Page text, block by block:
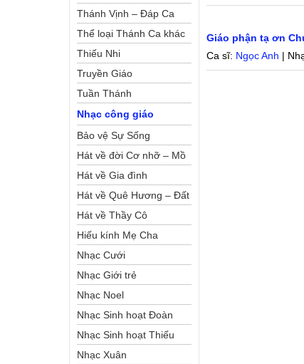
Giáo phận tạ ơn
Ca sĩ: Ngọc Anh |
Thánh Vịnh – Đáp Ca
Thể loại Thánh Ca khác
Thiếu Nhi
Truyền Giáo
Tuần Thánh
Nhạc công giáo
Bảo vệ Sự Sống
Hát về đời Cơ nhỡ – Mồ
côi
Hát về Gia đình
Hát về Quê Hương – Đất
Nước
Hát về Thầy Cô
Hiếu kính Mẹ Cha
Nhạc Cưới
Nhạc Giới trẻ
Nhạc Noel
Nhạc Sinh hoạt Đoàn
Thể Công Giáo
Nhạc Sinh hoạt Thiếu
Nhi
Nhạc Xuân